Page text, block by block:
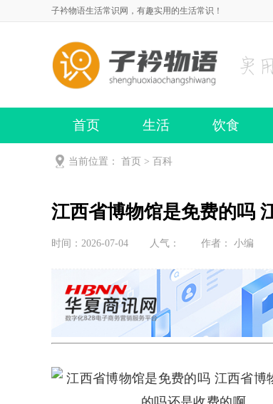
子衿物语生活常识网，有趣实用的生活常识！
首页 生活 饮食
当前位置： 首页 > 百科
江西省博物馆是免费的吗
时间：2026-07-04 人气： 作者： 小编